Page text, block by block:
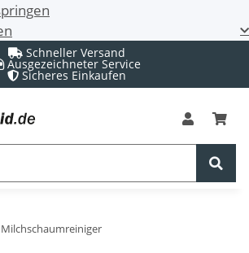
Schneller Versand
Ausgezeichneter Service
Sicheres Einkaufen
Milchschaumreiniger